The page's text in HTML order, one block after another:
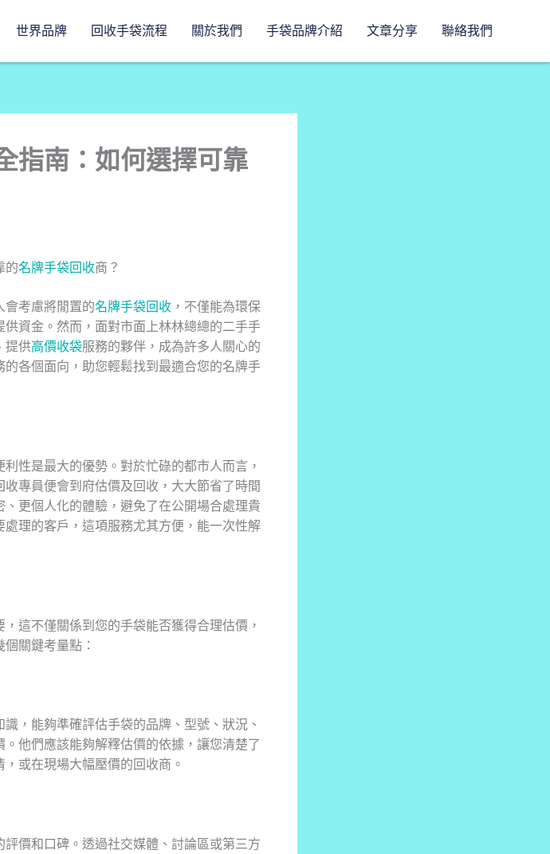
世界品牌 回收手袋流程 關於我們 手袋品牌介紹 文章分享 聯絡我們
指南：如何選擇可靠
的名牌手袋回收商？
會考慮將閒置的名牌手袋回收 ，不僅能為環保
資金。然而，面對市面上林林總總的二手手
提供高價收袋服務的夥伴，成為許多人關心的
各個面向，助您輕鬆找到最適合您的名牌手
性是最大的優勢。對於忙碌的都市人而言，
專員便會到府估價及回收，大大節省了時間
更個人化的體驗，避免了在公開場合處理貴
理的客戶，這項服務尤其方便，能一次性解
這不僅關係到您的手袋能否獲得合理估價，
關鍵考量點：
，能夠準確評估手袋的品牌、型號、狀況、
他們應該能夠解釋估價的依據，讓您清楚了
或在現場大幅壓價的回收商。
價和口碑。透過社交媒體、討論區或第三方